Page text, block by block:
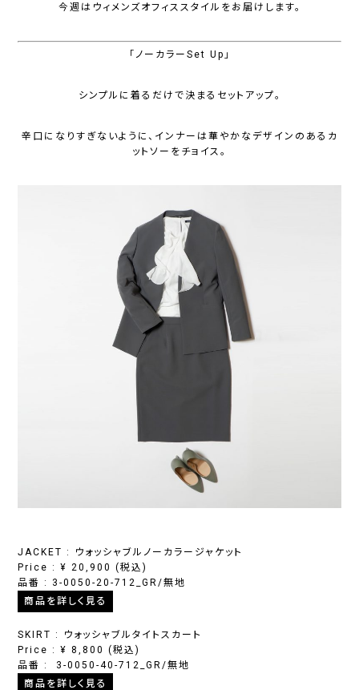
今週はウィメンズオフィススタイルをお届けします。
「ノーカラーSet Up」
シンプルに着るだけで決まるセットアップ。
辛口になりすぎないように、インナーは華やかなデザインのあるカ
ットソーをチョイス。
JACKET : ウォッシャブルノーカラージャケット
Price :¥ 20,900(税込)
品番 : 3-0050-20-712_GR/無地
商品を詳しく見る
SKIRT : ウォッシャブルタイトスカート
Price :¥ 8,800(税込)
品番 : 3-0050-40-712_GR/無地
商品を詳しく見る